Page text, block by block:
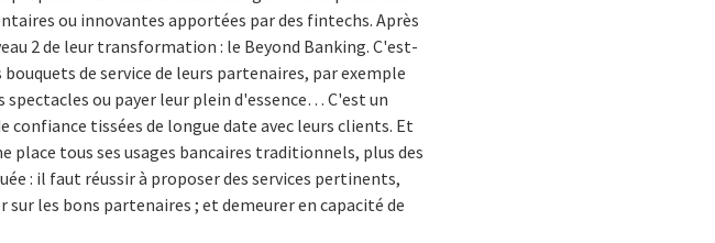
ou innovantes apportées par des fintechs. Après
2 de leur transformation : le Beyond Banking. C'est-
de service de leurs partenaires, par exemple
ou payer leur plein d'essence… C'est un
tissées de longue date avec leurs clients. Et
tous ses usages bancaires traditionnels, plus des
: il faut réussir à proposer des services pertinents,
sur les bons partenaires ; et demeurer en capacité de